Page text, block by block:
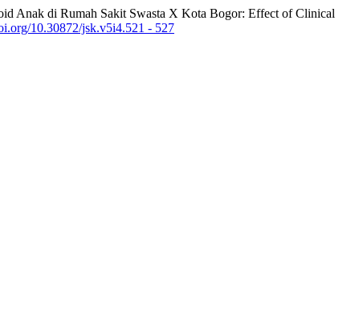
Anak di Rumah Sakit Swasta X Kota Bogor: Effect of Clinical
10.30872/jsk.v5i4.521 - 527